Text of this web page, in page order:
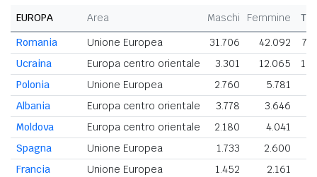
EUROPA Area Maschi Femmine
Romania
Unione Europea 31.706 42.092
Ucraina
Europa centro orientale 3.301 12.065
Polonia
Unione Europea 2.760 5.781
Albania
Europa centro orientale 3.778 3.646
Moldova
Europa centro orientale 2.180 4.041
Spagna
Unione Europea 1.733 2.600
Francia
Unione Europea 1.452 2.161